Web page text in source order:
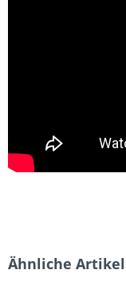
Ähnliche Artikel